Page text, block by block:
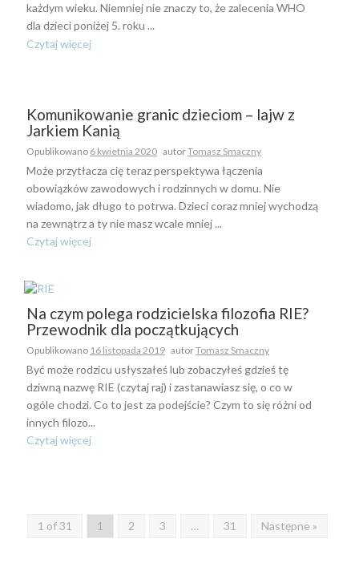
każdym wieku. Niemniej nie znaczy to, że zalecenia WHO
dla dzieci poniżej 5. roku ...
Czytaj więcej
Komunikowanie granic dzieciom – lajw z
Jarkiem Kanią
Opublikowano 6 kwietnia 2020 autorTomasz Smaczny
Może przytłacza cię teraz perspektywa łączenia
obowiązków zawodowych i rodzinnych w domu. Nie
wiadomo, jak długo to potrwa. Dzieci coraz mniej wychodzą
na zewnątrz a ty nie masz wcale mniej ...
Czytaj więcej
Na czym polega rodzicielska filozofia RIE?
Przewodnik dla początkujących
Opublikowano 16 listopada 2019 autorTomasz Smaczny
Być może rodzicu usłyszałeś lub zobaczyłeś gdzieś tę
dziwną nazwę RIE (czytaj raj) i zastanawiasz się, o co w
ogóle chodzi. Co to jest za podejście? Czym to się różni od
innych filozo...
Czytaj więcej
1 of 31 1 2 3 … 31 Następne »